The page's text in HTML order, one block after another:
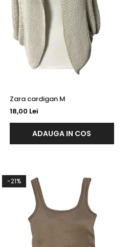
Zara cardigan M
18,00 Lei
ADAUGA IN COS
-21%